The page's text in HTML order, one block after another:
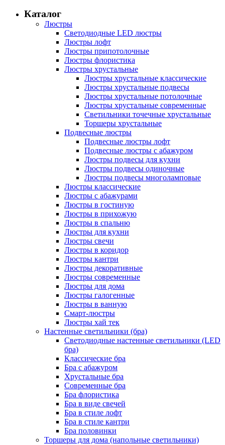
Каталог
Люстры
Светодиодные LED люстры
Люстры лофт
Люстры припотолочные
Люстры флористика
Люстры хрустальные
Люстры хрустальные классические
Люстры хрустальные подвесы
Люстры хрустальные потолочные
Люстры хрустальные современные
Светильники точечные хрустальные
Торшеры хрустальные
Подвесные люстры
Подвесные люстры лофт
Подвесные люстры с абажуром
Люстры подвесы для кухни
Люстры подвесы одиночные
Люстры подвесы многоламповые
Люстры классические
Люстры с абажурами
Люстры в гостиную
Люстры в прихожую
Люстры в спальню
Люстры для кухни
Люстры свечи
Люстры в коридор
Люстры кантри
Люстры декоративные
Люстры современные
Люстры для дома
Люстры галогенные
Люстры в ванную
Смарт-люстры
Люстры хай тек
Настенные светильники (бра)
Светодиодные настенные светильники (LED
бра)
Классические бра
Бра с абажуром
Хрустальные бра
Современные бра
Бра флористика
Бра в виде свечей
Бра в стиле лофт
Бра в стиле кантри
Бра половинки
Торшеры для дома (напольные светильники)